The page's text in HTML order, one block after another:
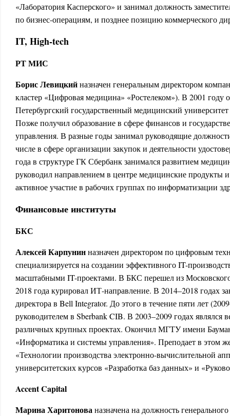
«Лаборатория Касперского» и занимал должность
по бизнес-операциям, и позднее позицию коммерческого
IT, High-tech
РТ МИС
Борис Левицкийназначен генеральным директором
кластер «Цифровая медицина» «Ростелеком»). В 2001 году
Петербургский государственный медицинский
Позже получил образование в сфере финансов и
управления. В разные годы занимал руководящие
числе в сфере организации закупок и деятельности
года в структуре ГК Сбербанк занимался развитием
руководил направлением в центре медицинские продукты
активное участие в рабочих группах по информатизации
Финансовые институты
БКС
Алексей Карпунинназначен директором по цифровым
специализируется на создании эффективного IT-
масштабными IT-проектами. В БКС перешел из Московского
2018 года курировал ИТ-направление. В 2014–2018 годах
директора в Bell Integrator. До этого в течение пяти лет
руководителем в Sberbank CIB. В 2003–2009 годах являлся
различных крупных проектах. Окончил МГТУ имени
«Информатика и системы управления». Преподает в этом
«Технологии производства электронно-вычислительной
университетских курсов «Разработка баз данных» и
Accent Capital
Марина Харитонованазначена на должность